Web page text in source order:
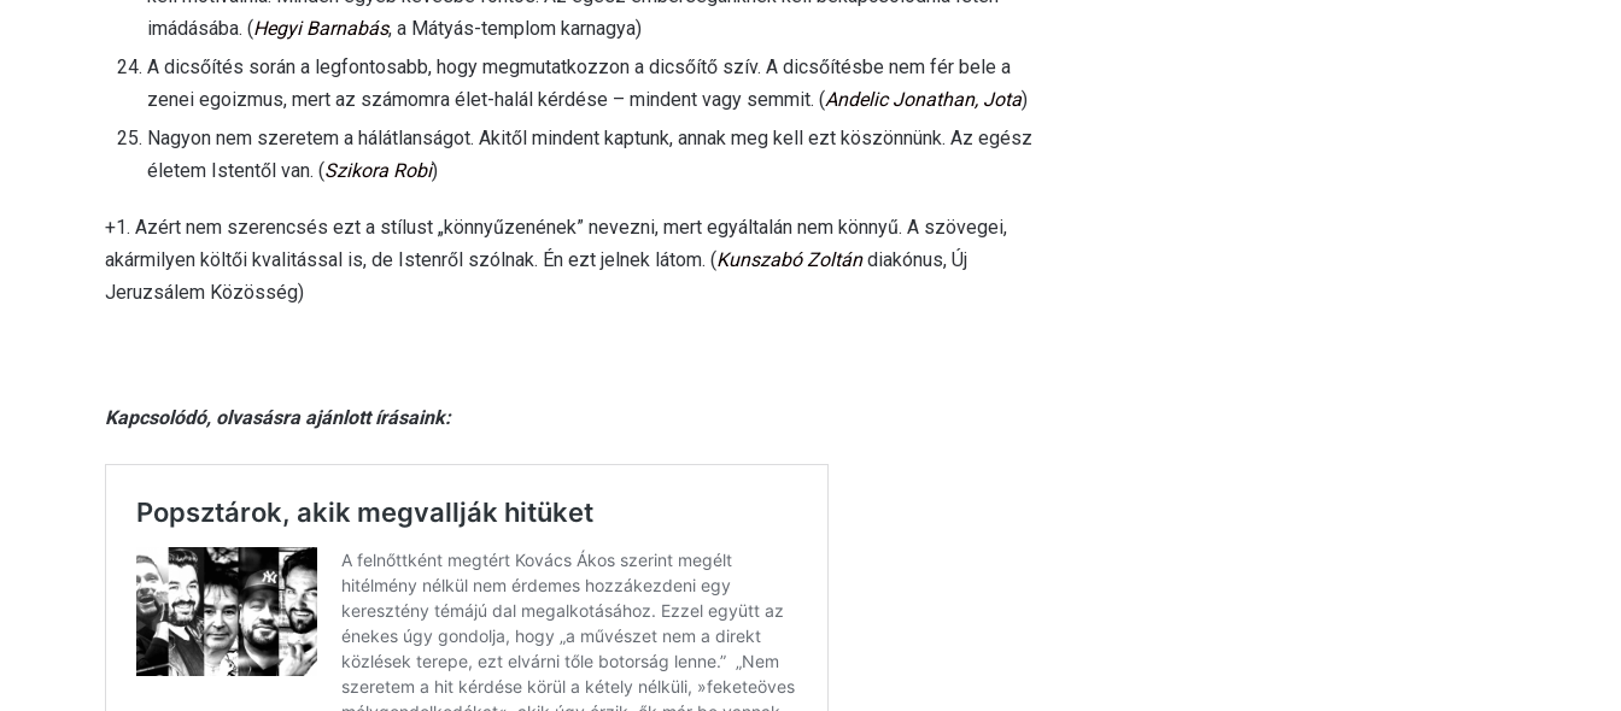
imádásába. (Hegyi Barnabás, a Mátyás-templom karnagya)
A dicsőítés során a legfontosabb, hogy megmutatkozzon a dicsőítő szív. A dicsőítésbe nem fér bele a
zenei egoizmus, mert az számomra élet-halál kérdése – mindent vagy semmit. (Andelic Jonathan, Jota)
Nagyon nem szeretem a hálátlanságot. Akitől mindent kaptunk, annak meg kell ezt köszönnünk. Az egész
életem Istentől van. (Szikora Robi)
+1. Azért nem szerencsés ezt a stílust „könnyűzenének” nevezni, mert egyáltalán nem könnyű. A szövegei,
akármilyen költői kvalitással is, de Istenről szólnak. Én ezt jelnek látom. (Kunszabó Zoltándiakónus, Új
Jeruzsálem Közösség)
Kapcsolódó, olvasásra ajánlott írásaink: